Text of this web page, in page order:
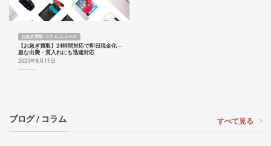
お急ぎ買取 コラム ニュース
【お急ぎ買取】24時間対応で即日現金化 ─
急な出費・質入れにも迅速対応
2025年8月11日
ブログ / コラム すべて見る